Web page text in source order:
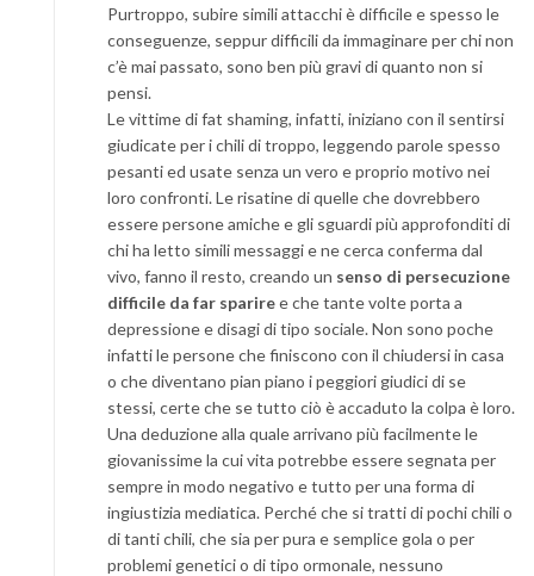
Purtroppo, subire simili attacchi è difficile e spesso le
conseguenze, seppur difficili da immaginare per chi non
c’è mai passato, sono ben più gravi di quanto non si
pensi.
Le vittime di fat shaming, infatti, iniziano con il sentirsi
giudicate per i chili di troppo, leggendo parole spesso
pesanti ed usate senza un vero e proprio motivo nei
loro confronti. Le risatine di quelle che dovrebbero
essere persone amiche e gli sguardi più approfonditi di
chi ha letto simili messaggi e ne cerca conferma dal
vivo, fanno il resto, creando un senso di persecuzione
difficile da far spariree che tante volte porta a
depressione e disagi di tipo sociale. Non sono poche
infatti le persone che finiscono con il chiudersi in casa
o che diventano pian piano i peggiori giudici di se
stessi, certe che se tutto ciò è accaduto la colpa è loro.
Una deduzione alla quale arrivano più facilmente le
giovanissime la cui vita potrebbe essere segnata per
sempre in modo negativo e tutto per una forma di
ingiustizia mediatica. Perché che si tratti di pochi chili o
di tanti chili, che sia per pura e semplice gola o per
problemi genetici o di tipo ormonale, nessuno